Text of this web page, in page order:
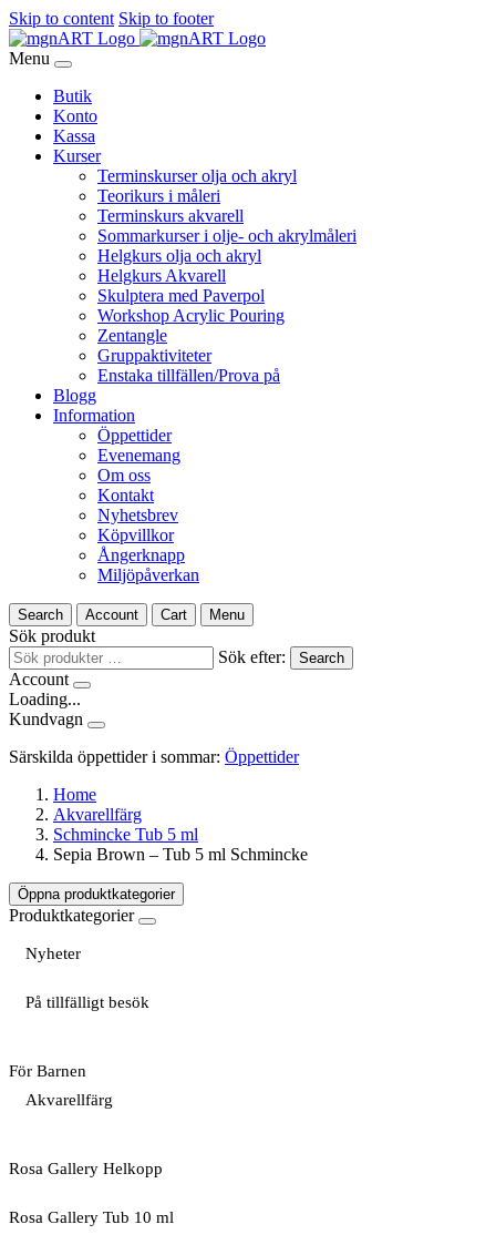
Skip to content Skip to footer
Menu
Butik
Konto
Kassa
Kurser
Terminskurser olja och akryl
Teorikurs i måleri
Terminskurs akvarell
Sommarkurser i olje- och akrylmåleri
Helgkurs olja och akryl
Helgkurs Akvarell
Skulptera med Paverpol
Workshop Acrylic Pouring
Zentangle
Gruppaktiviteter
Enstaka tillfällen/Prova på
Blogg
Information
Öppettider
Evenemang
Om oss
Kontakt
Nyhetsbrev
Köpvillkor
Ångerknapp
Miljöpåverkan
Search Account Cart Menu
Sök produkt
Sök efter:
Search
Account
Loading...
Kundvagn
Särskilda öppettider i sommar: Öppettider
Home
Akvarellfärg
Schmincke Tub 5 ml
Sepia Brown – Tub 5 ml Schmincke
Öppna produktkategorier
Produktkategorier
Nyheter
På tillfälligt besök
För Barnen
Akvarellfärg
Rosa Gallery Helkopp
Rosa Gallery Tub 10 ml